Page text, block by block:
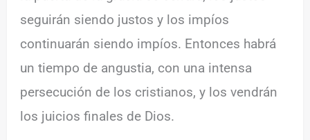
seguirán siendo justos y los impíos
continuarán siendo impíos. Entonces habrá
un tiempo de angustia, con una intensa
persecución de los cristianos, y los vendrán
los juicios finales de Dios.